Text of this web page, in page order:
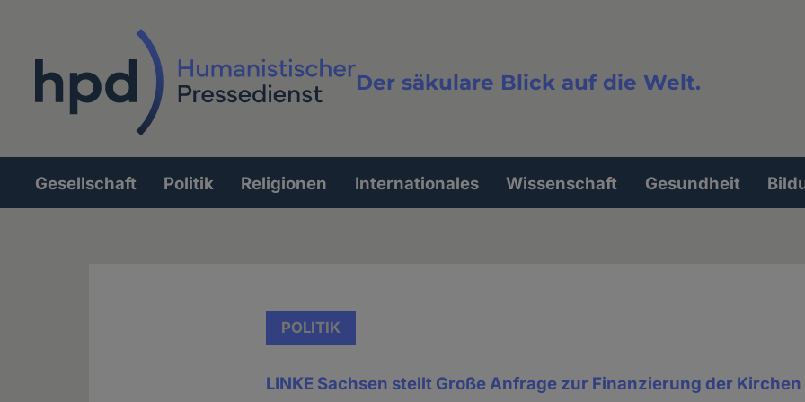
Der säkulare Blick auf die Welt.
Volltextsuche
Hauptnavigation
Gesellschaft Politik Religionen Internationales Wissenschaft Gesundheit
POLITIK
LINKE Sachsen stellt Große Anfrage zur Finanzierung der